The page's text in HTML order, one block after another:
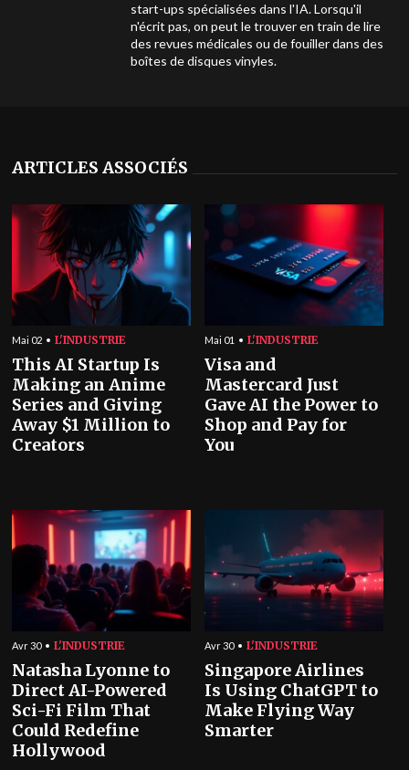
start-ups spécialisées dans l'IA. Lorsqu'il
n'écrit pas, on peut le trouver en train de lire
des revues médicales ou de fouiller dans des
boîtes de disques vinyles.
ARTICLES ASSOCIÉS
Mai 02 L'INDUSTRIE
This AI Startup Is
Making an Anime
Series and Giving
Away $1 Million to
Creators
Mai 01 L'INDUSTRIE
Visa and
Mastercard Just
Gave AI the Power to
Shop and Pay for
You
Avr 30 L'INDUSTRIE
Natasha Lyonne to
Direct AI-Powered
Sci-Fi Film That
Could Redefine
Hollywood
Avr 30 L'INDUSTRIE
Singapore Airlines
Is Using ChatGPT to
Make Flying Way
Smarter